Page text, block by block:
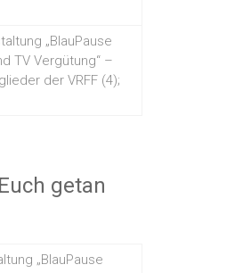
„BlauPause
TV Vergütung“ –
der VRFF (4);
getan
„BlauPause